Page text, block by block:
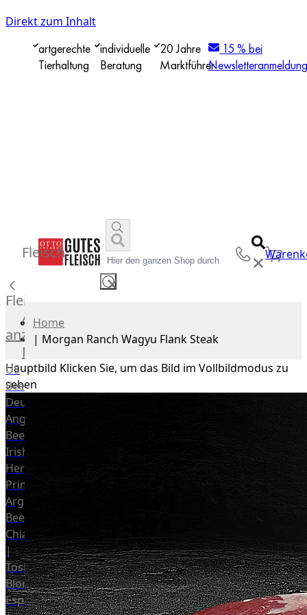
Direkt zum Inhalt
artgerechte
Tierhaltung
individuelle
Beratung
20 Jahre
Marktführer
15 % bei
Newsletteranmeldung
✕
✕
Fleisch
Fleisch
Alle
anzeigen
Rind
US
Beef
Deutsches
Angus
Beef
Irish
Hereford
Prime
Argentina
Beef
Chianina
|
Toskana
Blonda
Espanola
Home
| Morgan Ranch Wagyu Flank Steak
Hauptbild Klicken Sie, um das Bild im Vollbildmodus zu
sehen